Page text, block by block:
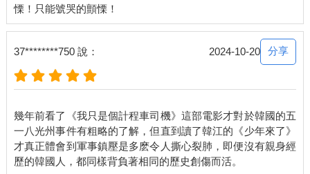
37********750 說： 2024-10-20 分享
幾年前看了《我只是個計程車司機》這部電影才對於韓國的五
一八光州事件有粗略的了解，但直到讀了韓江的《少年來了》
才真正體會到軍事鎮壓是多麽令人撕心裂肺，即便沒有親身經
歷的韓國人，都同樣背負著相同的歷史創傷而活。